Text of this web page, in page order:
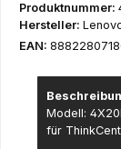
Produktnummer:
Hersteller:
EAN:
Modell:
für